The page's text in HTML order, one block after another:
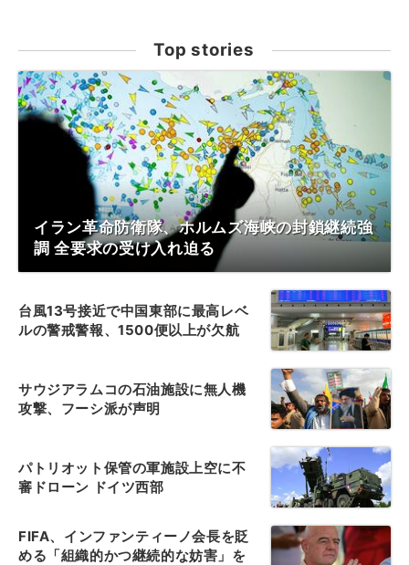
Top stories
イラン革命防衛隊、ホルムズ海峡の封鎖継続強
調 全要求の受け入れ迫る
台風13号接近で中国東部に最高レベ
ルの警戒警報、1500便以上が欠航
サウジアラムコの石油施設に無人機
攻撃、フーシ派が声明
パトリオット保管の軍施設上空に不
審ドローン ドイツ西部
FIFA、インファンティーノ会長を貶
める「組織的かつ継続的な妨害」を